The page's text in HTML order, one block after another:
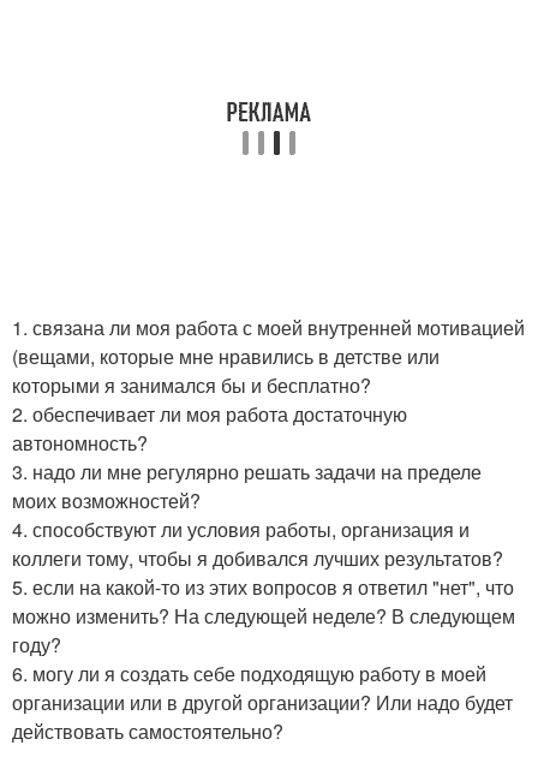
1. связана ли моя работа с моей внутренней мотивацией
(вещами, которые мне нравились в детстве или
которыми я занимался бы и бесплатно?
2. обеспечивает ли моя работа достаточную
автономность?
3. надо ли мне регулярно решать задачи на пределе
моих возможностей?
4. способствуют ли условия работы, организация и
коллеги тому, чтобы я добивался лучших результатов?
5. если на какой-то из этих вопросов я ответил "нет", что
можно изменить? На следующей неделе? В следующем
году?
6. могу ли я создать себе подходящую работу в моей
организации или в другой организации? Или надо будет
действовать самостоятельно?